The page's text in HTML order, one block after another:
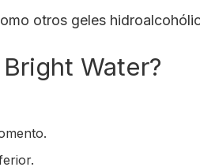
otros geles
Water?